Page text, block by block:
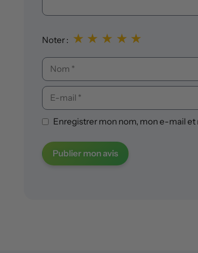
Noter : ★
★
★
★
★
Nom
E-
mail
Enregistrer mon nom, mon e-mail et